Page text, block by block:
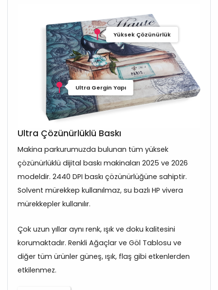
Yüksek Çözünürlük
Ultra Gergin Yapı
Ultra Çözünürlüklü Baskı
Makina parkurumuzda bulunan tüm yüksek
çözünürlüklü dijital baskı makinaları 2025 ve 2026
modeldir. 2440 DPI baskı çözünürlüğüne sahiptir.
Solvent mürekkep kullanılmaz, su bazlı HP vivera
mürekkepler kullanılır.
Çok uzun yıllar aynı renk, ışık ve doku kalitesini
korumaktadır. Renkli Ağaçlar ve Göl Tablosu ve
diğer tüm ürünler güneş, ışık, flaş gibi etkenlerden
etkilenmez.